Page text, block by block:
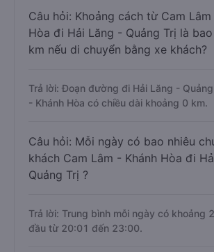
Câu hỏi: Khoảng cách từ Cam Lâm
Hòa đi Hải Lăng - Quảng Trị là
km nếu di chuyển bằng xe khách?
Trả lời: Đoạn đường đi Hải Lăng -
- Khánh Hòa có chiều dài khoảng 0 km.
Câu hỏi: Mỗi ngày có bao nhiêu
khách Cam Lâm - Khánh Hòa đi
Quảng Trị ?
Trả lời: Trung bình mỗi ngày có khoảng
đầu từ 20:01 đến 23:00.